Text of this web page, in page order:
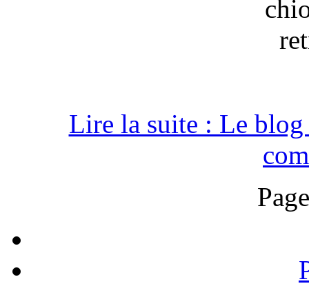
Lire la suite : Le